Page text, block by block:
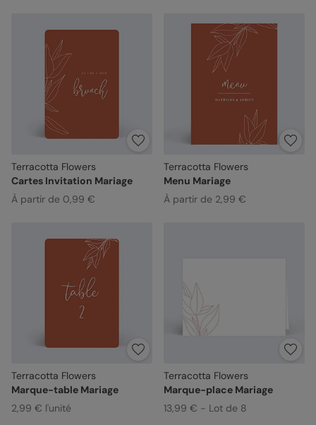
Terracotta Flowers
Cartes Invitation Mariage
À partir de 0,99 €
Terracotta Flowers
Menu Mariage
À partir de 2,99 €
Terracotta Flowers
Marque-table Mariage
2,99 € l'unité
Terracotta Flowers
Marque-place Mariage
13,99 € - Lot de 8